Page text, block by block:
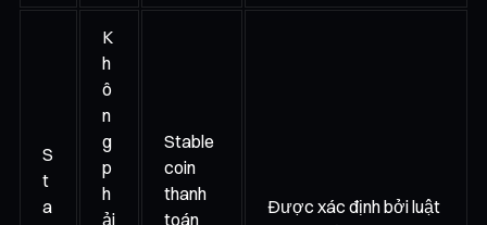
S
t
a
K
h
ô
n
g
p
h
ải
Stable
coin
thanh
toán
Được xác định bởi luật